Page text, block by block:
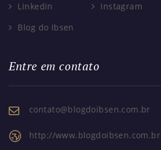
Linkedin
Blog do Ibsen
Instagram
Entre em contato
contato@blogdoibsen.com.br
http://www.blogdoibsen.com.br